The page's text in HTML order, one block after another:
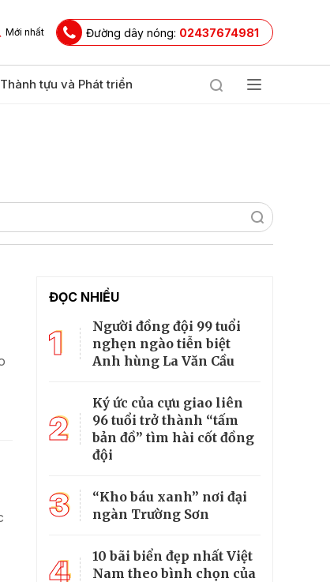
Mới nhất Đường dây nóng: 02437674981
Thành tựu và Phát triển
ĐỌC NHIỀU
1
Người đồng đội 99 tuổi
nghẹn ngào tiễn biệt
Anh hùng La Văn Cầu
2
Ký ức của cựu giao liên
96 tuổi trở thành “tấm
bản đồ” tìm hài cốt đồng
đội
3
“Kho báu xanh” nơi đại
ngàn Trường Sơn
4
10 bãi biển đẹp nhất Việt
Nam theo bình chọn của